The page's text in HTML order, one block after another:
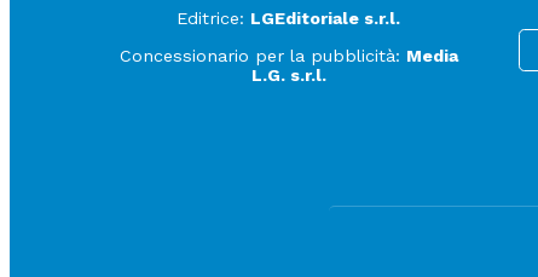
Editrice: LGEditoriale s.r.l.
Concessionario per la pubblicità: Media
L.G. s.r.l.